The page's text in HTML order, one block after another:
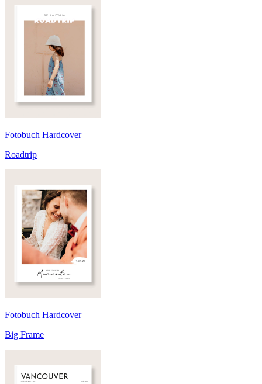
Fotobuch Hardcover
Roadtrip
Fotobuch Hardcover
Big Frame